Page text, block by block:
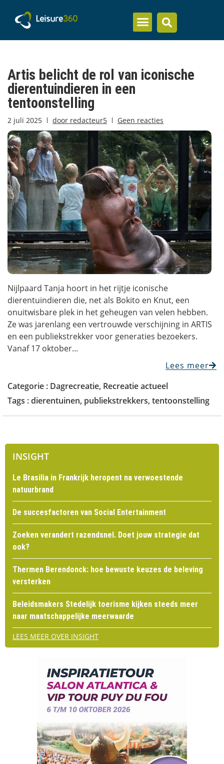
Artis belicht de rol van iconische
dierentuindieren in een
tentoonstelling
2 juli 2025 door redacteur5 Geen reacties
Nijlpaard Tanja hoort in het rijtje iconische
dierentuindieren die, net als Bokito en Knut, een
onuitwisbare plek in het geheugen van velen hebben.
Ze was jarenlang een vertrouwde verschijning in ARTIS
en een publiekstrekker voor generaties bezoekers.
Vanaf 17 oktober...
Lees meer
Categorie : Dagrecreatie, Recreatie actueel
Tags :dierentuinen, publiekstrekkers, tentoonstelling
INSIGHT
Le Brasilia in Frankrijk heropent na verwoestende
natuurbrand
De succesfactoren van Social Entertainment
Zoeken verandert razendsnel. Doet jouw strategie dat
ook?
Thermen Berendonck: hoe bewuste keuzes de beleving
versterken
Beleidsmakers Stedelijk toerisme kijken steeds meer
naar maatschappelijke meerwaarde
LEES MEER OVER INSIGHT